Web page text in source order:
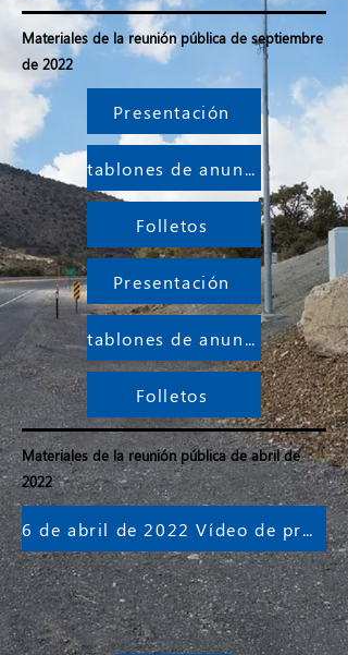
Materiales de la reunión pública de septiembre
de 2022
Presentación
tablones de anuncios
Folletos
Presentación
tablones de anuncios
Folletos
Materiales de la reunión pública de abril de
2022
6 de abril de 2022 Vídeo de presentación